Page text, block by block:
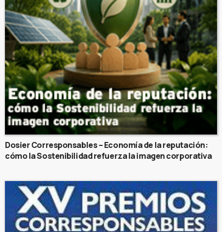
Dosier Corresponsables – Economía de la reputación:
cómo la Sostenibilidad refuerza la imagen corporativa